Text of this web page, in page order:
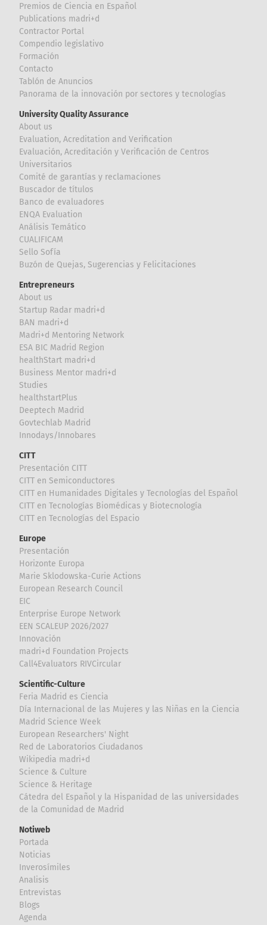
Premios de Ciencia en Español
Publications madri+d
Contractor Portal
Compendio legislativo
Formación
Contacto
Tablón de Anuncios
Panorama de la innovación por sectores y tecnologías
University Quality Assurance
About us
Evaluation, Acreditation and Verification
Evaluación, Acreditación y Verificación de Centros
Universitarios
Comité de garantías y reclamaciones
Buscador de títulos
Banco de evaluadores
ENQA Evaluation
Análisis Temático
CUALIFICAM
Sello Sofía
Buzón de Quejas, Sugerencias y Felicitaciones
Entrepreneurs
About us
Startup Radar madri+d
BAN madri+d
Madri+d Mentoring Network
ESA BIC Madrid Region
healthStart madri+d
Business Mentor madri+d
Studies
healthstartPlus
Deeptech Madrid
Govtechlab Madrid
Innodays/Innobares
CITT
Presentación CITT
CITT en Semiconductores
CITT en Humanidades Digitales y Tecnologías del Español
CITT en Tecnologías Biomédicas y Biotecnología
CITT en Tecnologías del Espacio
Europe
Presentación
Horizonte Europa
Marie Sklodowska-Curie Actions
European Research Council
EIC
Enterprise Europe Network
EEN SCALEUP 2026/2027
Innovación
madri+d Foundation Projects
Call4Evaluators RIVCircular
Scientific-Culture
Feria Madrid es Ciencia
Día Internacional de las Mujeres y las Niñas en la Ciencia
Madrid Science Week
European Researchers' Night
Red de Laboratorios Ciudadanos
Wikipedia madri+d
Science & Culture
Science & Heritage
Cátedra del Español y la Hispanidad de las universidades
de la Comunidad de Madrid
Notiweb
Portada
Noticias
Inverosímiles
Analisis
Entrevistas
Blogs
Agenda